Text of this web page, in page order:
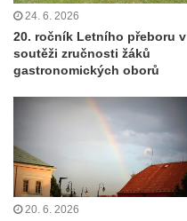
24. 6. 2026
20. ročník Letního přeboru v
soutěži zručnosti žáků
gastronomických oborů
20. 6. 2026